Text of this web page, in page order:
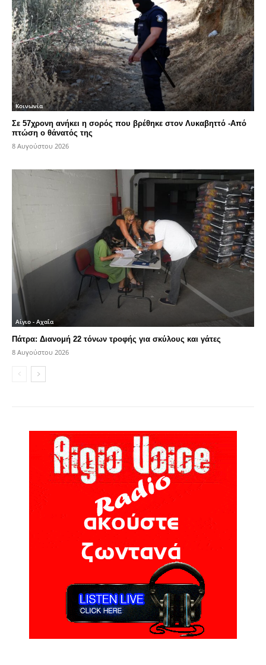
Κοινωνία
Σε 57χρονη ανήκει η σορός που βρέθηκε στον Λυκαβηττό -Από
πτώση ο θάνατός της
8 Αυγούστου 2026
Αίγιο - Αχαΐα
Πάτρα: Διανομή 22 τόνων τροφής για σκύλους και γάτες
8 Αυγούστου 2026